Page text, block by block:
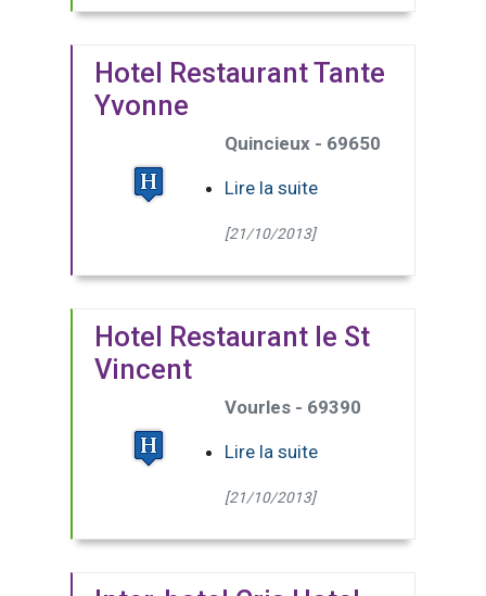
Hotel Restaurant Tante
Yvonne
Quincieux - 69650
Lire la suite
[21/10/2013]
Hotel Restaurant le St
Vincent
Vourles - 69390
Lire la suite
[21/10/2013]